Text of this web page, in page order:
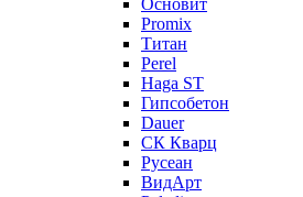
Основит
Promix
Титан
Perel
Haga ST
Гипсобетон
Dauer
СК Кварц
Русеан
ВидАрт